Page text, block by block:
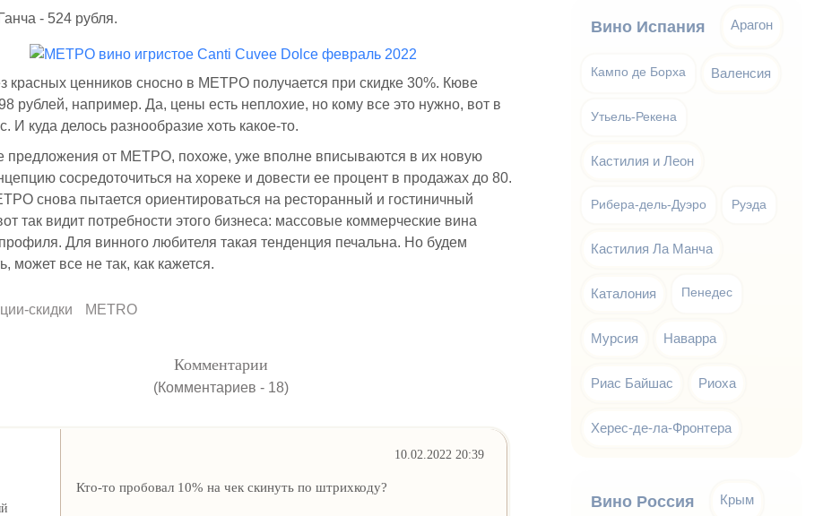
- 524 рубля.
красных ценников сносно в МЕТРО получается при скидке 30%. Кюве
рублей, например. Да, цены есть неплохие, но кому все это нужно, вот в
И куда делось разнообразие хоть какое-то.
от МЕТРО, похоже, уже вполне вписываются в их новую
сосредоточиться на хореке и довести ее процент в продажах до 80.
снова пытается ориентироваться на ресторанный и гостиничный
так видит потребности этого бизнеса: массовые коммерческие вина
Для винного любителя такая тенденция печальна. Но будем
может все не так, как кажется.
скидки METRO
Комментарии
(Комментариев - 18)
10.02.2022 20:39
Кто-то пробовал 10% на чек скинуть по штрихкоду?
Вино Испания Арагон
Кампо де Борха Валенсия
Утьель-Рекена
Кастилия и Леон
Рибера-дель-Дуэро Руэда
Кастилия Ла Манча
Каталония Пенедес
Мурсия Наварра
Риас Байшас Риоха
Херес-де-ла-Фронтера
Вино Россия Крым